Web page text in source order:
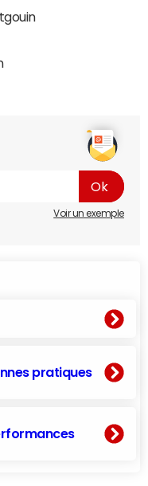
Voir un exemple
pratiques